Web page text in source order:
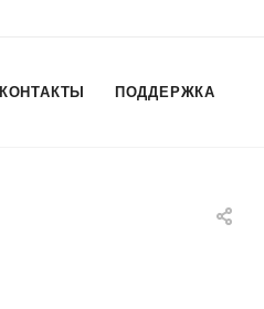
КОНТАКТЫ ПОДДЕРЖКА